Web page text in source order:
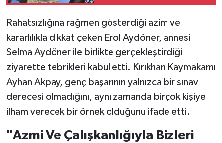
Rahatsızlığına rağmen gösterdiği azim ve
kararlılıkla dikkat çeken Erol Aydöner, annesi
Selma Aydöner ile birlikte gerçekleştirdiği
ziyarette tebrikleri kabul etti. Kırıkhan Kaymakamı
Ayhan Akpay, genç başarının yalnızca bir sınav
derecesi olmadığını, aynı zamanda birçok kişiye
ilham verecek bir örnek olduğunu ifade etti.
"Azmi Ve Çalışkanlığıyla Bizleri